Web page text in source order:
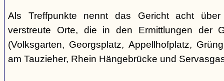
Als Treffpunkte nennt das Gericht acht
verstreute Orte, die in den Ermittlungen der
(Volksgarten, Georgsplatz, Appellhofplatz,
am Tauzieher, Rhein Hängebrücke und